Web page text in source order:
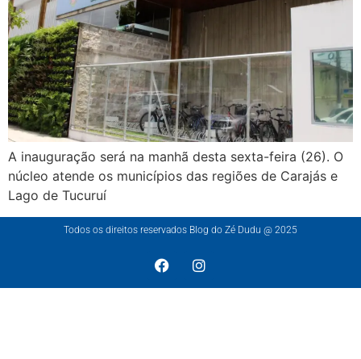
A inauguração será na manhã desta sexta-feira (26). O
núcleo atende os municípios das regiões de Carajás e
Lago de Tucuruí
Todos os direitos reservados Blog do Zé Dudu @ 2025